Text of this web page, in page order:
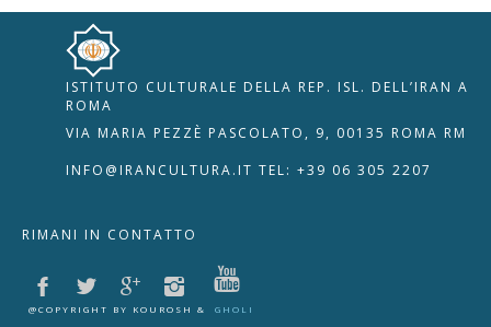
ISTITUTO CULTURALE DELLA REP. ISL. DELL’IRAN A
ROMA
VIA MARIA PEZZÈ PASCOLATO, 9, 00135 ROMA RM
INFO@IRANCULTURA.IT TEL: +39 06 305 2207
RIMANI IN CONTATTO
@COPYRIGHT BY KOUROSH & GHOLI
RIPRISTINA 🇮🇹 🇬🇧
Disattiva Immagini
Evidenzia Link